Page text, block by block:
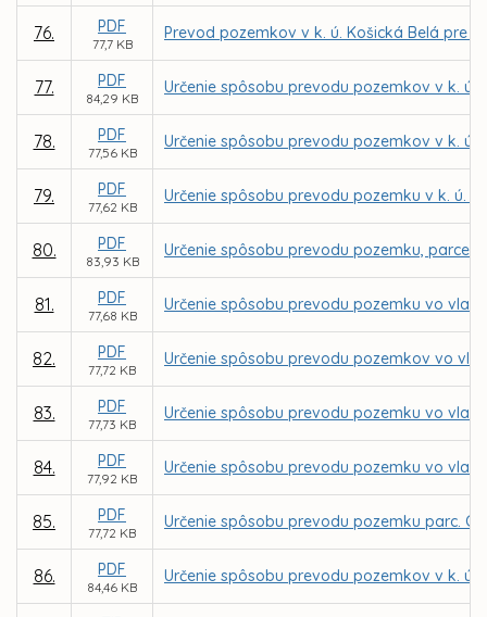
76. PDF
77,7 KB
Prevod pozemkov v k. ú. Košická Belá pre
77. PDF
84,29 KB
Určenie spôsobu prevodu pozemkov v k.
78. PDF
77,56 KB
Určenie spôsobu prevodu pozemkov v k.
79. PDF
77,62 KB
Určenie spôsobu prevodu pozemku v k. ú.
80. PDF
83,93 KB
Určenie spôsobu prevodu pozemku,
81. PDF
77,68 KB
Určenie spôsobu prevodu pozemku vo
82. PDF
77,72 KB
Určenie spôsobu prevodu pozemkov vo
83. PDF
77,73 KB
Určenie spôsobu prevodu pozemku vo
84. PDF
77,92 KB
Určenie spôsobu prevodu pozemku vo
85. PDF
77,72 KB
Určenie spôsobu prevodu pozemku parc. C
86. PDF
84,46 KB
Určenie spôsobu prevodu pozemkov v k.